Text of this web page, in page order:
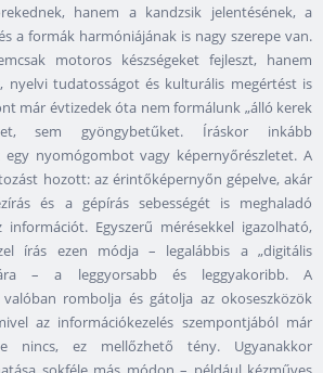
hanem a kandzsik jelentésének, a
a formák harmóniájának is nagy szerepe van.
motoros készségeket fejleszt, hanem
nyelvi tudatosságot és kulturális megértést is
már évtizedek óta nem formálunk „álló kerek
sem gyöngybetűket. Íráskor inkább
nyomógombot vagy képernyőrészletet. A
hozott: az érintőképernyőn gépelve, akár
és a gépírás sebességét is meghaladó
Egyszerű mérésekkel igazolható,
írás ezen módja – legalábbis a „digitális
– a leggyorsabb és leggyakoribb. A
rombolja és gátolja az okoseszközök
az információkezelés szempontjából már
nincs, ez mellőzhető tény. Ugyanakkor